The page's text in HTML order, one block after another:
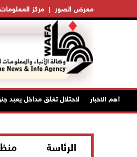
مركز معرض الصور
أهم الاخبار
قوات الاحتلال تغلق مداخل يعبد
الرئاسة